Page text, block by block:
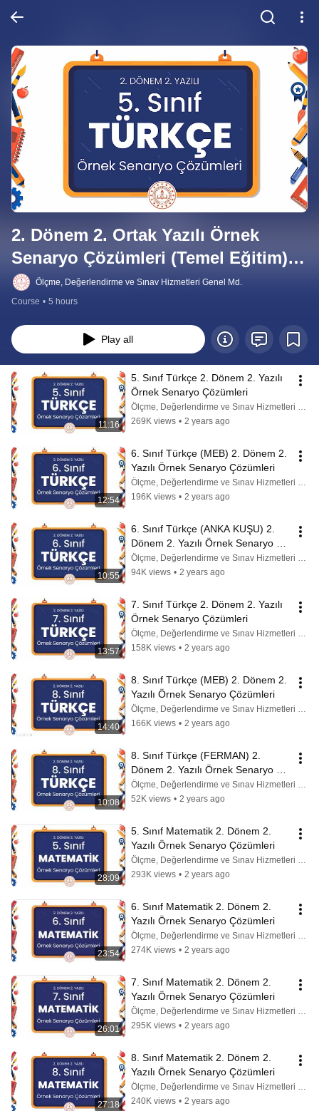
2. Dönem 2. Ortak Yazılı Örnek
Senaryo Çözümleri (Temel Eğitim)
(2023 - 2024)
Ölçme, Değerlendirme ve Sınav Hizmetleri Genel Md.
Course • 5 hours
Play all
11:16
5. Sınıf Türkçe 2. Dönem 2. Yazılı
Örnek Senaryo Çözümleri
Ölçme, Değerlendirme ve Sınav Hizmetleri Genel Md.
269K views • 2 years ago
12:54
6. Sınıf Türkçe (MEB) 2. Dönem 2.
Yazılı Örnek Senaryo Çözümleri
Ölçme, Değerlendirme ve Sınav Hizmetleri Genel Md.
196K views • 2 years ago
10:55
6. Sınıf Türkçe (ANKA KUŞU) 2.
Dönem 2. Yazılı Örnek Senaryo
Çözümleri
Ölçme, Değerlendirme ve Sınav Hizmetleri Genel Md.
94K views • 2 years ago
13:57
7. Sınıf Türkçe 2. Dönem 2. Yazılı
Örnek Senaryo Çözümleri
Ölçme, Değerlendirme ve Sınav Hizmetleri Genel Md.
158K views • 2 years ago
14:40
8. Sınıf Türkçe (MEB) 2. Dönem 2.
Yazılı Örnek Senaryo Çözümleri
Ölçme, Değerlendirme ve Sınav Hizmetleri Genel Md.
166K views • 2 years ago
10:08
8. Sınıf Türkçe (FERMAN) 2.
Dönem 2. Yazılı Örnek Senaryo
Çözümleri
Ölçme, Değerlendirme ve Sınav Hizmetleri Genel Md.
52K views • 2 years ago
28:09
5. Sınıf Matematik 2. Dönem 2.
Yazılı Örnek Senaryo Çözümleri
Ölçme, Değerlendirme ve Sınav Hizmetleri Genel Md.
293K views • 2 years ago
23:54
6. Sınıf Matematik 2. Dönem 2.
Yazılı Örnek Senaryo Çözümleri
Ölçme, Değerlendirme ve Sınav Hizmetleri Genel Md.
274K views • 2 years ago
26:01
7. Sınıf Matematik 2. Dönem 2.
Yazılı Örnek Senaryo Çözümleri
Ölçme, Değerlendirme ve Sınav Hizmetleri Genel Md.
295K views • 2 years ago
27:18
8. Sınıf Matematik 2. Dönem 2.
Yazılı Örnek Senaryo Çözümleri
Ölçme, Değerlendirme ve Sınav Hizmetleri Genel Md.
240K views • 2 years ago